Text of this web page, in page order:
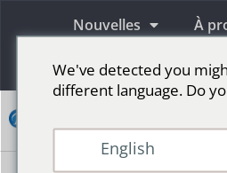
Nouvelles À
We've detected you
different language. Do
English